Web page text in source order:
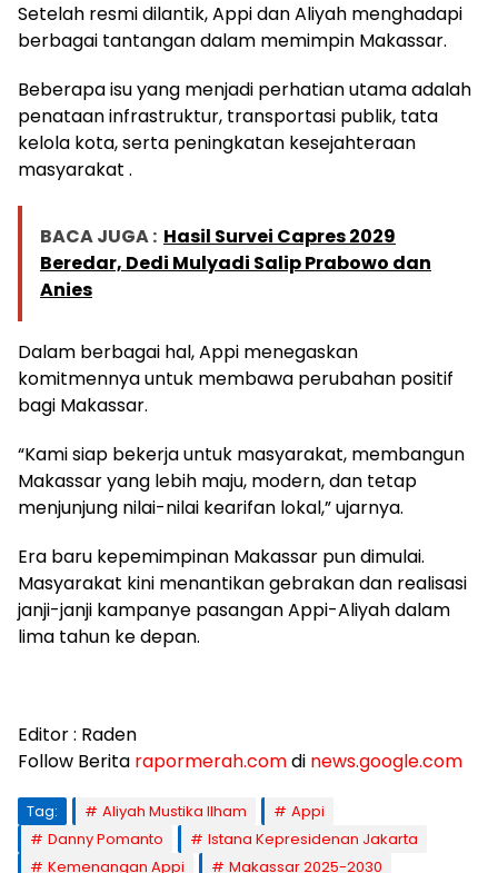
Setelah resmi dilantik, Appi dan Aliyah menghadapi
berbagai tantangan dalam memimpin Makassar.
Beberapa isu yang menjadi perhatian utama adalah
penataan infrastruktur, transportasi publik, tata
kelola kota, serta peningkatan kesejahteraan
masyarakat .
BACA JUGA : Hasil Survei Capres 2029
Beredar, Dedi Mulyadi Salip Prabowo dan
Anies
Dalam berbagai hal, Appi menegaskan
komitmennya untuk membawa perubahan positif
bagi Makassar.
“Kami siap bekerja untuk masyarakat, membangun
Makassar yang lebih maju, modern, dan tetap
menjunjung nilai-nilai kearifan lokal,” ujarnya.
Era baru kepemimpinan Makassar pun dimulai.
Masyarakat kini menantikan gebrakan dan realisasi
janji-janji kampanye pasangan Appi-Aliyah dalam
lima tahun ke depan.
Editor : Raden
Follow Berita rapormerah.comdi news.google.com
Tag: Aliyah Mustika Ilham
Appi
Danny Pomanto
Istana Kepresidenan Jakarta
Kemenangan Appi
Makassar 2025-2030